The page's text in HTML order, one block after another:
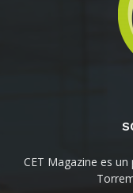
CET Magazine es